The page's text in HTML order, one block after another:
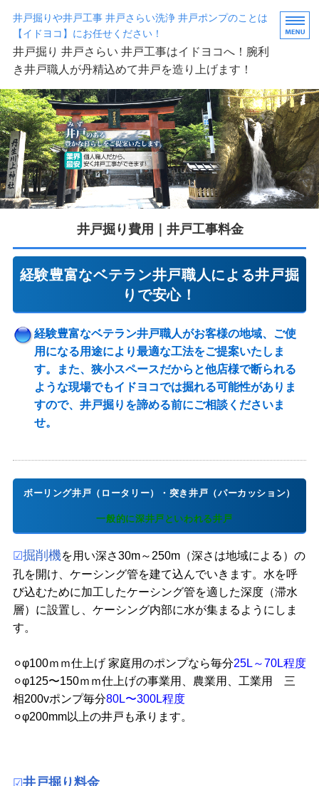
井戸掘りや井戸工事 井戸さらい洗浄 井戸ポンプのことは
【イドヨコ】にお任せください！
井戸掘り 井戸さらい 井戸工事はイドヨコへ！腕利
き井戸職人が丹精込めて井戸を造り上げます！
井戸掘りイドヨコ
井戸のご相談～完成まで
井戸掘り料金
井戸掘りQ&A
お問い合わせ・お申込み
井戸掘り費用｜井戸工事料金
経験豊富なベテラン井戸職人による井戸掘
りで安心！
経験豊富なベテラン井戸職人がお客様の地域、ご使
用になる用途により最適な工法をご提案いたしま
す。また、狭小スペースだからと他店様で断られる
ような現場でもイドヨコでは掘れる可能性がありま
すので、井戸掘りを諦める前にご相談くださいま
せ。
ボーリング井戸（ロータリー）・突き井戸（パーカッション）
一般的に深井戸といわれる井戸
☑掘削機を用い深さ30m～250m（深さは地域による）の
孔を開け、ケーシング管を建て込んでいきます。水を呼
び込むために加工したケーシング管を適した深度（滞水
層）に設置し、ケーシング内部に水が集まるようにしま
す。
⚪︎φ100ｍｍ仕上げ 家庭用のポンプなら毎分25L～70L程度
⚪︎φ125〜150ｍｍ仕上げの事業用、農業用、工業用 三
相200vポンプ毎分80L〜300L程度
⚪︎φ200mm以上の井戸も承ります。
☑井戸掘り料金